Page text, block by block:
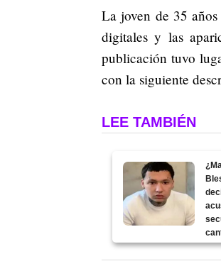
La joven de 35
digitales y las
publicación tuvo
con la siguiente
LEE TAMBIÉN